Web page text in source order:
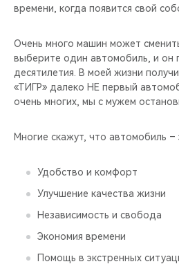
времени, когда появится свой
Очень много машин может
выберите один автомобиль, и он
десятилетия. В моей жизни
«ТИГР» далеко НЕ первый
очень многих, мы с мужем
Многие скажут, что автомобиль –
Удобство и комфорт
Улучшение качества жизни
Независимость и свобода
Экономия времени
Помощь в экстренных